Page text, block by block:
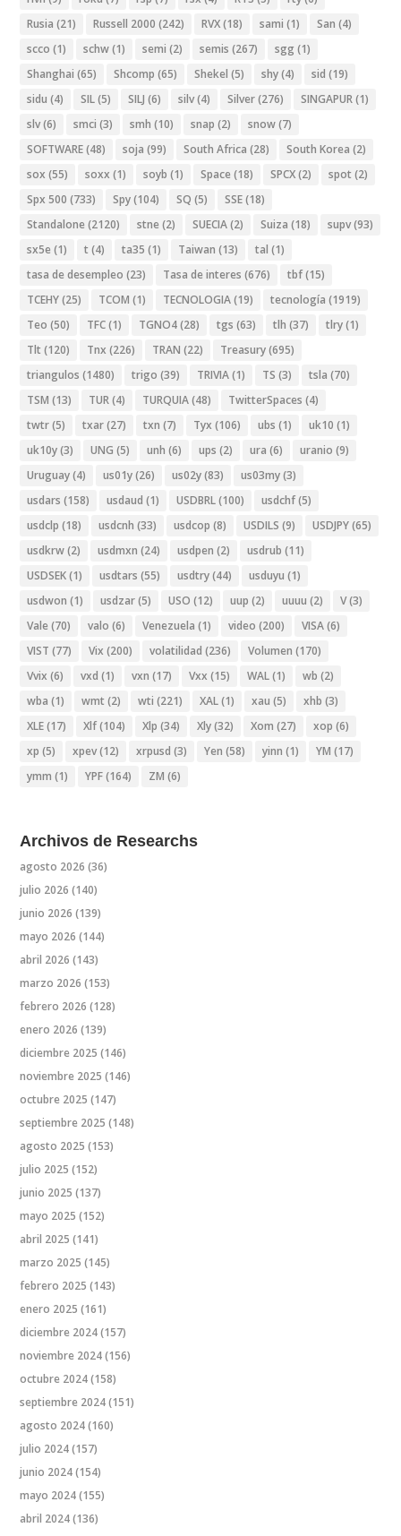
Rusia (21) Russell 2000 (242) RVX(18) sami (1) San (4)
scco (1) schw(1) semi (2) semis (267) sgg (1)
Shanghai (65) Shcomp (65) Shekel (5) shy(4) sid (19)
sidu (4) SIL(5) SILJ (6) silv(4) Silver(276) SINGAPUR(1)
slv(6) smci (3) smh (10) snap (2) snow(7)
SOFTWARE(48) soja (99) South Africa (28) South Korea (2)
sox (55) soxx (1) soyb (1) Space (18) SPCX(2) spot (2)
Spx 500 (733) Spy(104) SQ (5) SSE(18)
Standalone (2120) stne (2) SUECIA(2) Suiza (18) supv(93)
sx5e (1) t (4) ta35 (1) Taiwan (13) tal (1)
tasa de desempleo (23) Tasa de interes (676) tbf(15)
TCEHY(25) TCOM (1) TECNOLOGIA(19) tecnología (1919)
Teo (50) TFC(1) TGNO4(28) tgs (63) tlh (37) tlry(1)
Tlt (120) Tnx (226) TRAN (22) Treasury(695)
triangulos (1480) trigo (39) TRIVIA(1) TS (3) tsla (70)
TSM (13) TUR(4) TURQUIA(48) TwitterSpaces (4)
twtr(5) txar(27) txn (7) Tyx (106) ubs (1) uk10 (1)
uk10y(3) UNG (5) unh (6) ups (2) ura (6) uranio (9)
Uruguay(4) us01y(26) us02y(83) us03my(3)
usdars (158) usdaud (1) USDBRL(100) usdchf(5)
usdclp (18) usdcnh (33) usdcop (8) USDILS (9) USDJPY(65)
usdkrw(2) usdmxn (24) usdpen (2) usdrub (11)
USDSEK(1) usdtars (55) usdtry(44) usduyu (1)
usdwon (1) usdzar(5) USO (12) uup (2) uuuu (2) V(3)
Vale (70) valo (6) Venezuela (1) video (200) VISA(6)
VIST (77) Vix (200) volatilidad (236) Volumen (170)
Vvix (6) vxd (1) vxn (17) Vxx (15) WAL(1) wb (2)
wba (1) wmt (2) wti (221) XAL(1) xau (5) xhb (3)
XLE(17) Xlf(104) Xlp (34) Xly(32) Xom (27) xop (6)
xp (5) xpev(12) xrpusd (3) Yen (58) yinn (1) YM (17)
ymm (1) YPF(164) ZM (6)
Archivos de Researchs
agosto 2026 (36)
julio 2026 (140)
junio 2026 (139)
mayo 2026 (144)
abril 2026 (143)
marzo 2026 (153)
febrero 2026 (128)
enero 2026 (139)
diciembre 2025 (146)
noviembre 2025 (146)
octubre 2025 (147)
septiembre 2025 (148)
agosto 2025 (153)
julio 2025 (152)
junio 2025 (137)
mayo 2025 (152)
abril 2025 (141)
marzo 2025 (145)
febrero 2025 (143)
enero 2025 (161)
diciembre 2024(157)
noviembre 2024(156)
octubre 2024(158)
septiembre 2024(151)
agosto 2024(160)
julio 2024(157)
junio 2024(154)
mayo 2024(155)
abril 2024(136)